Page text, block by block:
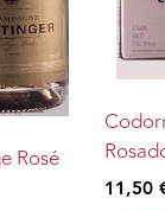
Rosé
11,50